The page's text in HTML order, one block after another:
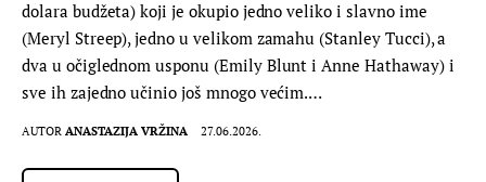
dolara budžeta) koji je okupio jedno veliko i slavno ime
(Meryl Streep), jedno u velikom zamahu (Stanley Tucci), a
dva u očiglednom usponu (Emily Blunt i Anne Hathaway) i
sve ih zajedno učinio još mnogo većim.…
AUTOR ANASTAZIJA VRŽINA 27.06.2026.